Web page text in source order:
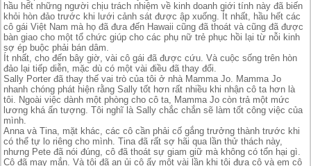
hầu hết những người chịu trách nhiệm về kinh doanh giới tính này đã biến
khỏi hòn đảo trước khi lưới cảnh sát được ập xuống. Ít nhất, hầu hết các
cô gái Việt Nam mà họ đã đưa đến Hawaii cũng đã thoát và cũng đã được
bàn giao cho một tổ chức giúp cho các phụ nữ trẻ phục hồi lại từ nỗi kinh
sợ ép buộc phải bán dâm.
Ít nhất, cho đến bây giờ, vài cô gái đã được cứu. Và cuộc sống trên hòn
đảo lại tiếp diễn, mặc dù có một vài điều đã thay đổi.
Sally Porter đã thay thế vai trò của tôi ở nhà Mamma Jo. Mamma Jo
nhanh chóng phát hiện rằng Sally tốt hơn rất nhiều khi nhận cô ta hơn là
tôi. Ngoài việc dành một phòng cho cô ta, Mamma Jo còn trả một mức
lương khá ấn tượng. Tôi nghĩ là Sally chắc chắn sẽ làm tốt công việc của
mình.
Anna và Tina, mặt khác, các cô cần phải cố gắng trưởng thành trước khi
có thể tự lo riêng cho mình. Tina đã rất sợ hãi qua lần thử thách này,
nhưng Pete đã nói đúng, cô đã thoát sự giam giữ mà không có tổn hại gì.
Cô đã may mắn. Và tôi đã an ủi cô ấy một vài lần khi tôi đưa cô và em cô